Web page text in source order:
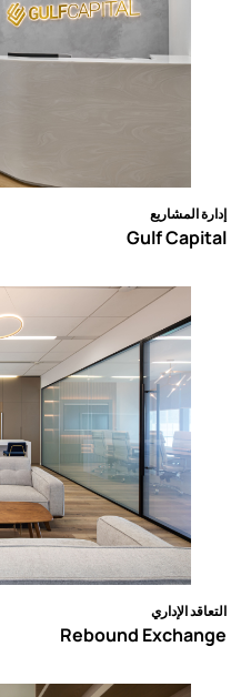
إدارة المشاريع
Gulf Capital
التعاقد الإداري
Rebound Exchange